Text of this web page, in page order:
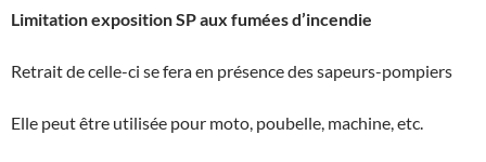
Limitation exposition SP aux fumées d’incendie
Retrait de celle-ci se fera en présence des sapeurs-pompiers
Elle peut être utilisée pour moto, poubelle, machine, etc.